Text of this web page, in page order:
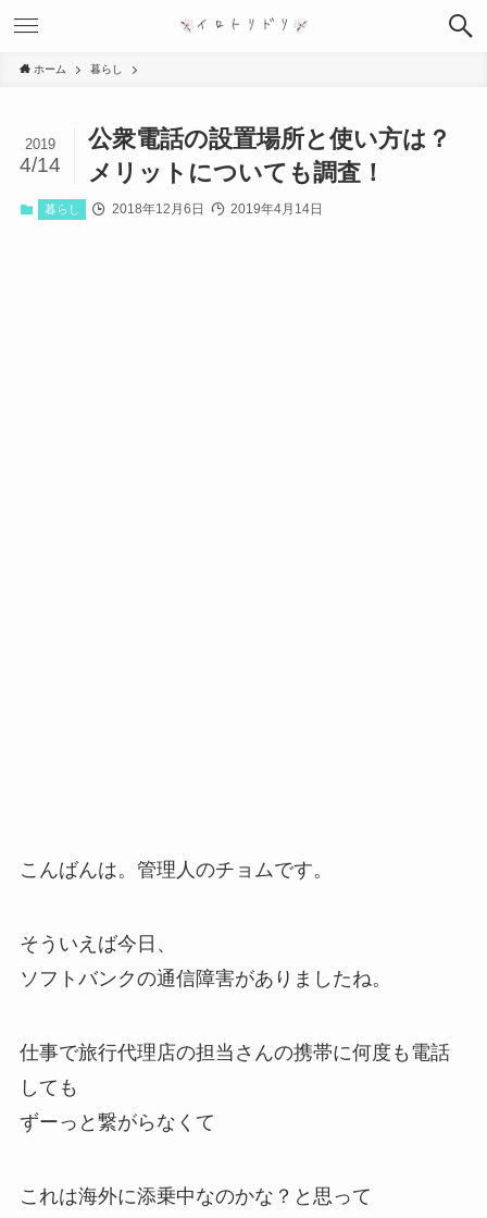
ホーム 暮らし
公衆電話の設置場所と使い方は？
メリットについても調査！
2019
4/14
暮らし 2018年12月6日 2019年4月14日
こんばんは。管理人のチョムです。
そういえば今日、
ソフトバンクの通信障害がありましたね。
仕事で旅行代理店の担当さんの携帯に何度も電話
しても
ずーっと繋がらなくて
これは海外に添乗中なのかな？と思って